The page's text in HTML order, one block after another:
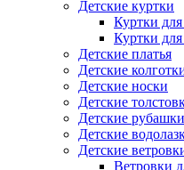
Детские куртки
Куртки
Куртки
Детские платья
Детские
Детские носки
Детские
Детские рубашки
Детские
Детские
Ветровки